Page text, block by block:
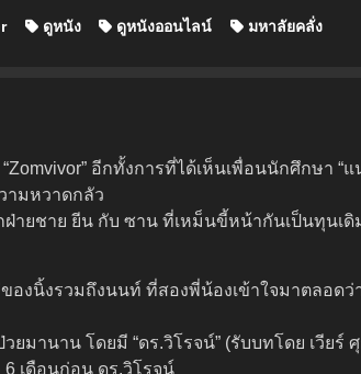
ดูหนัง ดูหนังออนไลน์ มหาลัยคลั่ง
อีกทั้งการที่ได้เห็นเพื่อนนักศึกษา
ามหวาดกลัว
ายชาย ยีน กับ ซาน ที่เหม็นขี้หน้ากันเป็นทุนเ
องนิ้งรวมถึงนนท์ ที่สองพี่น้องเข้าใจมาตลอด
มานาน โดยมี “ดร.วิโรจน์” (รับบทโดย เวีย
เดือนก่อน ดร.วิโรจน์